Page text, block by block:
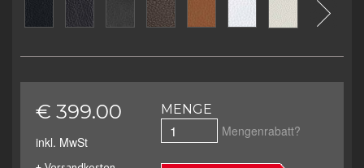
€ 399.00
inkl. MwSt
MENGE
Mengenrabatt?